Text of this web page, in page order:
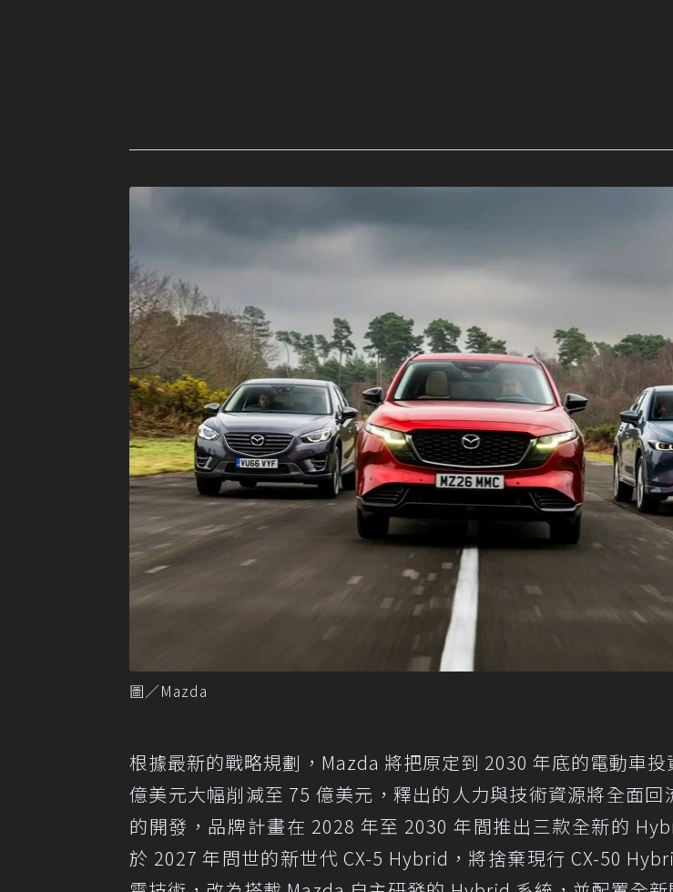
圖／Mazda
根據最新的戰略規劃，Mazda 將把原定到 2030 年底的電動車
億美元大幅削減至 75 億美元，釋出的人力與技術資源將全面回
的開發，品牌計畫在 2028 年至 2030 年間推出三款全新的
於 2027 年問世的新世代 CX-5 Hybrid，將捨棄現行 CX-50